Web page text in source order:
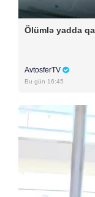
Ölümlə yadda
AvtosferTV
Bu gün 16:45